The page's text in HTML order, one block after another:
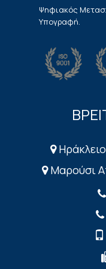
Ψηφιακός
Υπογραφή.
Μαρούσι